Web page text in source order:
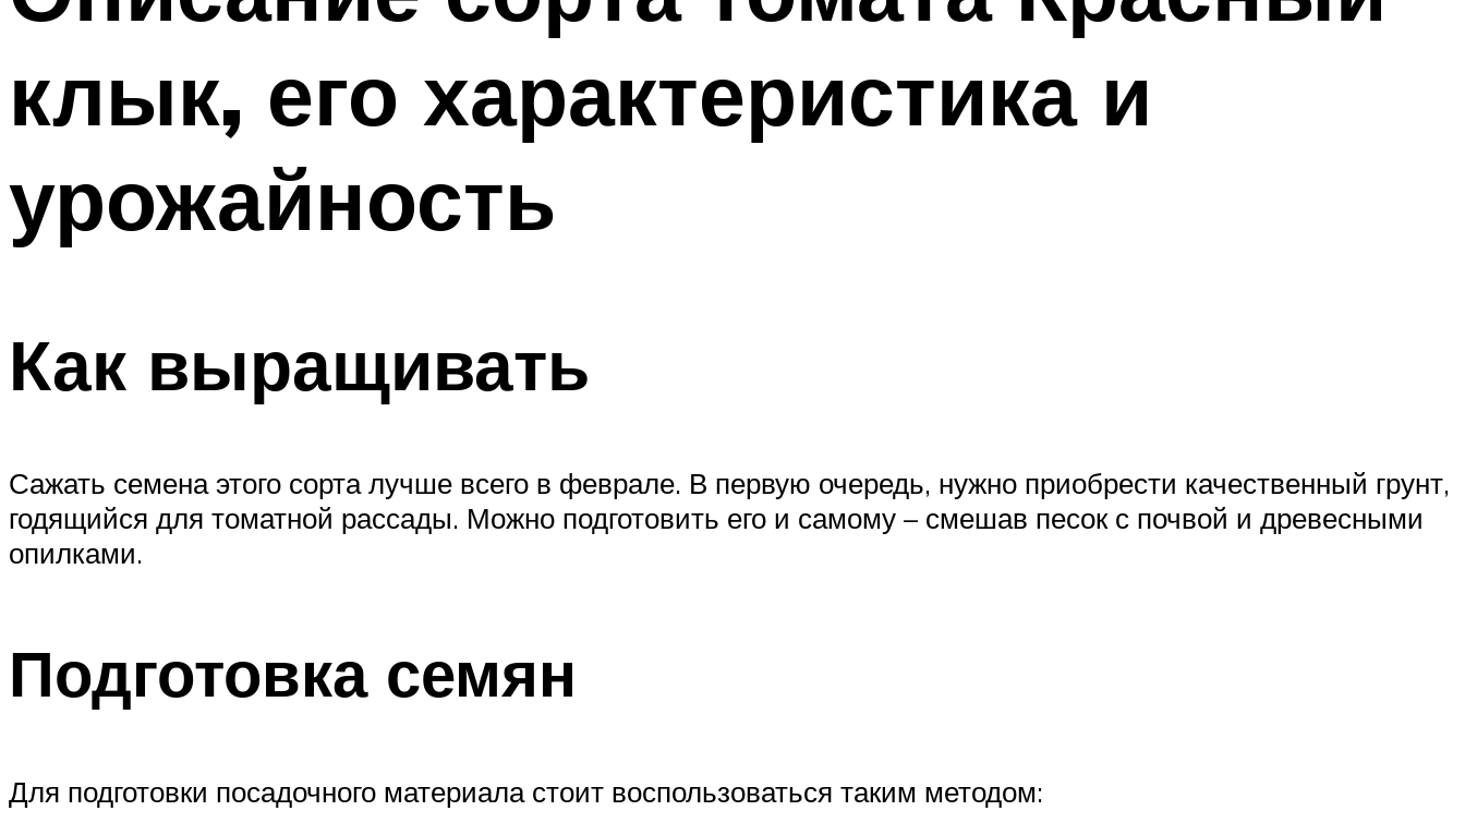
клык, его характеристика и
урожайность
Как выращивать
Сажать семена этого сорта лучше всего в феврале. В первую очередь, нужно приобрести качественный грунт,
годящийся для томатной рассады. Можно подготовить его и самому – смешав песок с почвой и древесными
опилками.
Подготовка семян
Для подготовки посадочного материала стоит воспользоваться таким методом: